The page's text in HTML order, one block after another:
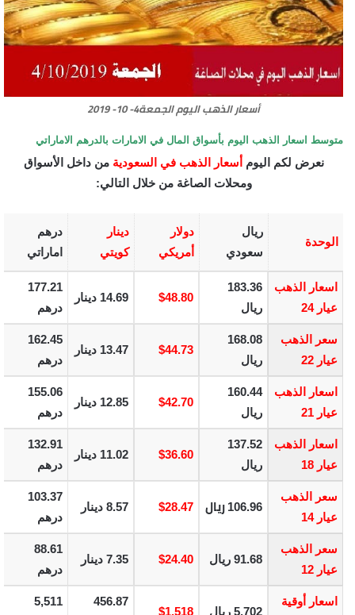
أسعار الذهب اليوم الجمعة4- 10- 2019
متوسط اسعار الذهب اليوم بأسواق المال في الامارات بالدرهم الاماراتي
نعرض لكم اليوم أسعار الذهب في السعودية من داخل الأسواق
ومحلات الصاغة من خلال التالي:
الوحدة
ريال
سعودي
دولار
أمريكي
دينار
كويتي
درهم
اماراتي
اسعار الذهب
عيار 24
183.36
ريال
$48.80 14.69 دينار
177.21
درهم
سعر الذهب
عيار 22
168.08
ريال
$44.73 13.47 دينار
162.45
درهم
اسعار الذهب
عيار 21
160.44
ريال
$42.70 12.85 دينار
155.06
درهم
اسعار الذهب
عيار 18
137.52
ريال
$36.60 11.02 دينار
132.91
درهم
سعر الذهب
عيار 14
106.96 ريال $28.47 8.57 دينار
103.37
درهم
سعر الذهب
عيار 12
91.68 ريال $24.40 7.35 دينار
88.61
درهم
اسعار أوقية
5,702 ريال $1,518
456.87
5,511